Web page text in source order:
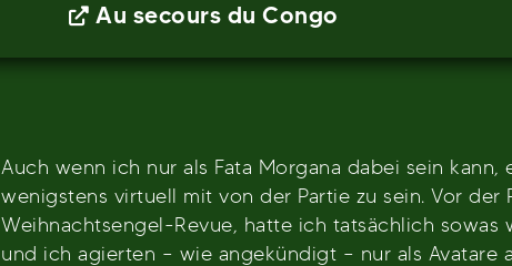
Au secours du Congo
Auch wenn ich nur als Fata Morgana dabei sein kann,
wenigstens virtuell mit von der Partie zu sein. Vor der
Weihnachtsengel-Revue, hatte ich tatsächlich sowas
und ich agierten – wie angekündigt – nur als Avatare